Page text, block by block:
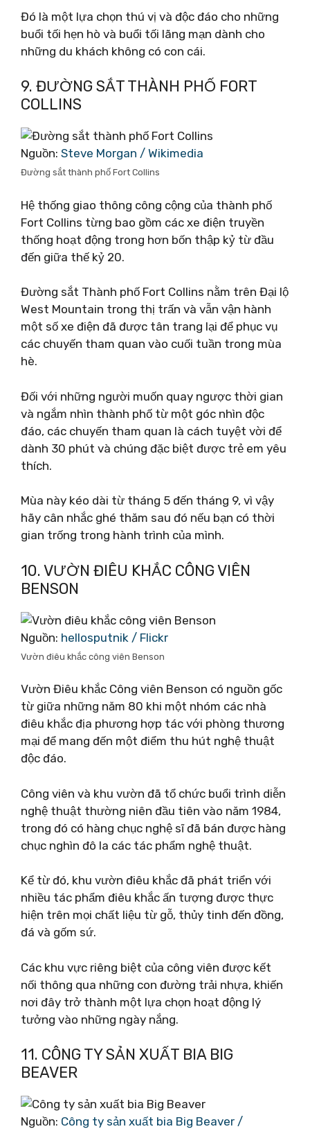
Đó là một lựa chọn thú vị và độc đáo cho những
buổi tối hẹn hò và buổi tối lãng mạn dành cho
những du khách không có con cái.
9. ĐƯỜNG SẮT THÀNH PHỐ FORT
COLLINS
Nguồn: Steve Morgan / Wikimedia
Đường sắt thành phố Fort Collins
Hệ thống giao thông công cộng của thành phố
Fort Collins từng bao gồm các xe điện truyền
thống hoạt động trong hơn bốn thập kỷ từ đầu
đến giữa thế kỷ 20.
Đường sắt Thành phố Fort Collins nằm trên Đại lộ
West Mountain trong thị trấn và vẫn vận hành
một số xe điện đã được tân trang lại để phục vụ
các chuyến tham quan vào cuối tuần trong mùa
hè.
Đối với những người muốn quay ngược thời gian
và ngắm nhìn thành phố từ một góc nhìn độc
đáo, các chuyến tham quan là cách tuyệt vời để
dành 30 phút và chúng đặc biệt được trẻ em yêu
thích.
Mùa này kéo dài từ tháng 5 đến tháng 9, vì vậy
hãy cân nhắc ghé thăm sau đó nếu bạn có thời
gian trống trong hành trình của mình.
10. VƯỜN ĐIÊU KHẮC CÔNG VIÊN
BENSON
Nguồn: hellosputnik / Flickr
Vườn điêu khắc công viên Benson
Vườn Điêu khắc Công viên Benson có nguồn gốc
từ giữa những năm 80 khi một nhóm các nhà
điêu khắc địa phương hợp tác với phòng thương
mại để mang đến một điểm thu hút nghệ thuật
độc đáo.
Công viên và khu vườn đã tổ chức buổi trình diễn
nghệ thuật thường niên đầu tiên vào năm 1984,
trong đó có hàng chục nghệ sĩ đã bán được hàng
chục nghìn đô la các tác phẩm nghệ thuật.
Kể từ đó, khu vườn điêu khắc đã phát triển với
nhiều tác phẩm điêu khắc ấn tượng được thực
hiện trên mọi chất liệu từ gỗ, thủy tinh đến đồng,
đá và gốm sứ.
Các khu vực riêng biệt của công viên được kết
nối thông qua những con đường trải nhựa, khiến
nơi đây trở thành một lựa chọn hoạt động lý
tưởng vào những ngày nắng.
11. CÔNG TY SẢN XUẤT BIA BIG
BEAVER
Nguồn: Công ty sản xuất bia Big Beaver /